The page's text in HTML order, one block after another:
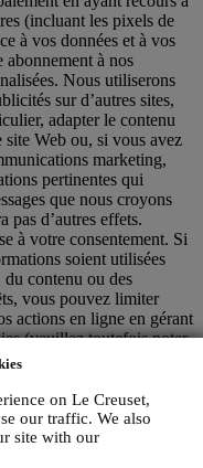
on Le Creuset,
our traffic. We also
site with our
(incluant les pixels de
à vos données et à vos
abonnement à nos
Nous utiliserons
sur d’autres sites,
adapter le contenu
Web ou, si vous avez
marketing,
pertinentes qui
que nous croyons
pas d’autres effets.
à votre consentement. Si
soient utilisées
contenu ou des
vous pouvez limiter
actions en ligne en gérant
(veuillez toutefois noter
pour utiliser le site Web).
pas de recevoir des
Vous continuerez à
des messages
sur la façon dont nous
vous pouvez les